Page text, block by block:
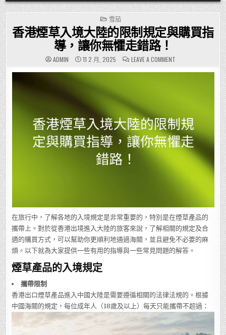
POSTED
IN
雪茄
香港煙草入境大陸的限制規定與購買指
導，讓你無懼走錯路！
ADMIN 11 2 月, 2025 LEAVE A COMMENT
香
港
限
制
規
定
與
購
路！
在旅行中，了解各地的入境規定是非常重要的，特別是在煙草產品的
攜帶上。對於從香港出境進入大陸的旅客來說，了解相關的規定及合
適的購買方式，可以幫助你更順利地通過海關，並且避免不必要的麻
煩。以下就為大家提供一些有用的指導與一些常見問題的解答。
煙草產品的入境規定
攜帶限制
香港出口煙草產品進入中國大陸是需要遵循相關的法律法規的。根據
中國海關的規定，每位成年人（18歲及以上）每天只能攜帶不超過：